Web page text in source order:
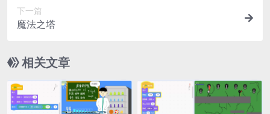
下一篇
魔法之塔
相关文章